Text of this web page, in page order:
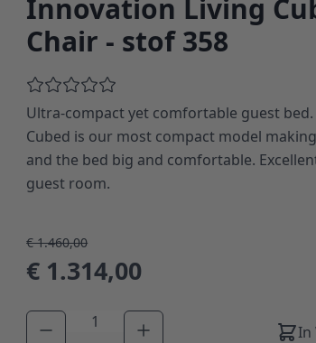
Innovation Living
Chair - stof 358
Ultra-compact yet comfortable guest
Cubed is our most compact model
and the bed big and comfortable.
guest room.
€ 1.460,00
€ 1.314,00
Aantal
In